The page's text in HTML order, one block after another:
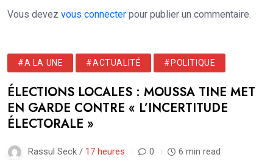
Vous devez vous connecter pour publier un commentaire.
#A LA UNE #ACTUALITÉ #POLITIQUE
ÉLECTIONS LOCALES : MOUSSA TINE MET
EN GARDE CONTRE « L’INCERTITUDE
ÉLECTORALE »
Rassul Seck / 17 heures 0 6 min read